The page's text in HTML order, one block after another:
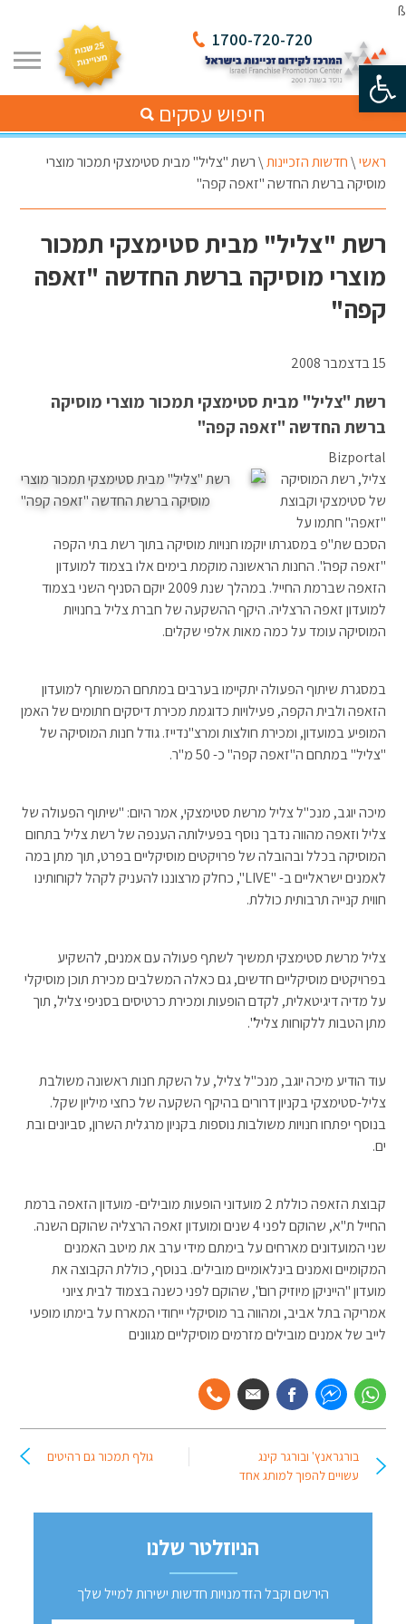
פתח סרגל נגישות
ß
1700-720-720
חיפוש עסקים
ראשי\חדשות הזכיינות\רשת "צליל" מבית סטימצקי תמכור מוצרי
מוסיקה ברשת החדשה "זאפה קפה"
רשת "צליל" מבית סטימצקי תמכור
מוצרי מוסיקה ברשת החדשה "זאפה
קפה"
15 בדצמבר 2008
רשת "צליל" מבית סטימצקי תמכור מוצרי מוסיקה
ברשת החדשה "זאפה קפה"
Bizportal
צליל, רשת המוסיקה
של סטימצקי וקבוצת
"זאפה" חתמו על
הסכם שת"פ במסגרתו יוקמו חנויות מוסיקה בתוך רשת בתי הקפה
"זאפה קפה". החנות הראשונה מוקמת בימים אלו בצמוד למועדון
הזאפה שברמת החייל. במהלך שנת 2009 יוקם הסניף השני בצמוד
למועדון זאפה הרצליה. היקף ההשקעה של חברת צליל בחנויות
המוסיקה עומד על כמה מאות אלפי שקלים.
במסגרת שיתוף הפעולה יתקיימו בערבים במתחם המשותף למועדון
הזאפה ולבית הקפה, פעילויות כדוגמת מכירת דיסקים חתומים של האמן
המופיע במועדון, ומכירת חולצות ומרצ"נדייז. גודל חנות המוסיקה של
"צליל" במתחם ה"זאפה קפה" כ- 50 מ"ר.
מיכה יוגב, מנכ"ל צליל מרשת סטימצקי, אמר היום: "שיתוף הפעולה של
צליל וזאפה מהווה נדבך נוסף בפעילותה הענפה של רשת צליל בתחום
המוסיקה בכלל ובהובלה של פרויקטים מוסיקליים בפרט, תוך מתן במה
לאמנים ישראליים ב- "LIVE", כחלק מרצוננו להעניק לקהל לקוחותינו
חווית קנייה תרבותית כוללת.
צליל מרשת סטימצקי תמשיך לשתף פעולה עם אמנים, להשקיע
בפרויקטים מוסיקליים חדשים, גם כאלה המשלבים מכירת תוכן מוסיקלי
על מדיה דיגיטאלית, לקדם הופעות ומכירת כרטיסים בסניפי צליל, תוך
מתן הטבות ללקוחות צליל".
עוד הודיע מיכה יוגב, מנכ"ל צליל, על השקת חנות ראשונה משולבת
צליל-סטימצקי בקניון דרורים בהיקף השקעה של כחצי מיליון שקל.
בנוסף יפתחו חנויות משולבות נוספות בקניון מרגלית השרון, סביונים ובת
ים.
קבוצת הזאפה כוללת 2 מועדוני הופעות מובילים- מועדון הזאפה ברמת
החייל ת"א, שהוקם לפני 4 שנים ומועדון זאפה הרצליה שהוקם השנה.
שני המועדונים מארחים על בימתם מידי ערב את מיטב האמנים
המקומיים ואמנים בינלאומיים מובילים. בנוסף, כוללת הקבוצה את
מועדון "הייניקן מיוזיק רום", שהוקם לפני כשנה בצמוד לבית ציוני
אמריקה בתל אביב, ומהווה בר מוסיקלי ייחודי המארח על בימתו מופעי
לייב של אמנים מובילים מזרמים מוסיקליים מגוונים
בורגראנץ' ובורגר קינג
עשויים להפוך למותג אחד
גולף תמכור גם רהיטים
הניוזלטר שלנו
הירשם וקבל הזדמנויות חדשות ישירות למייל שלך